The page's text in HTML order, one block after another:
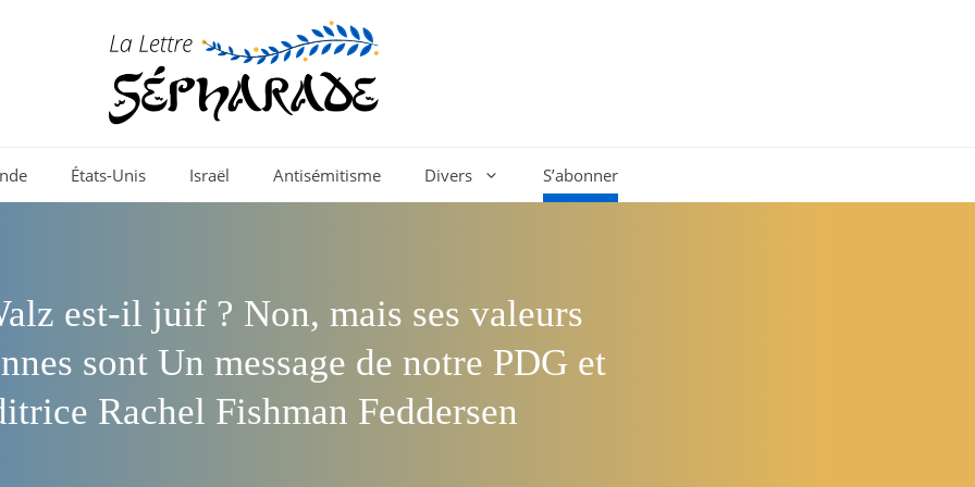
États-Unis Israël Antisémitisme Divers S’abonner
est-il juif ? Non, mais ses valeurs
sont Un message de notre PDG et
Rachel Fishman Feddersen